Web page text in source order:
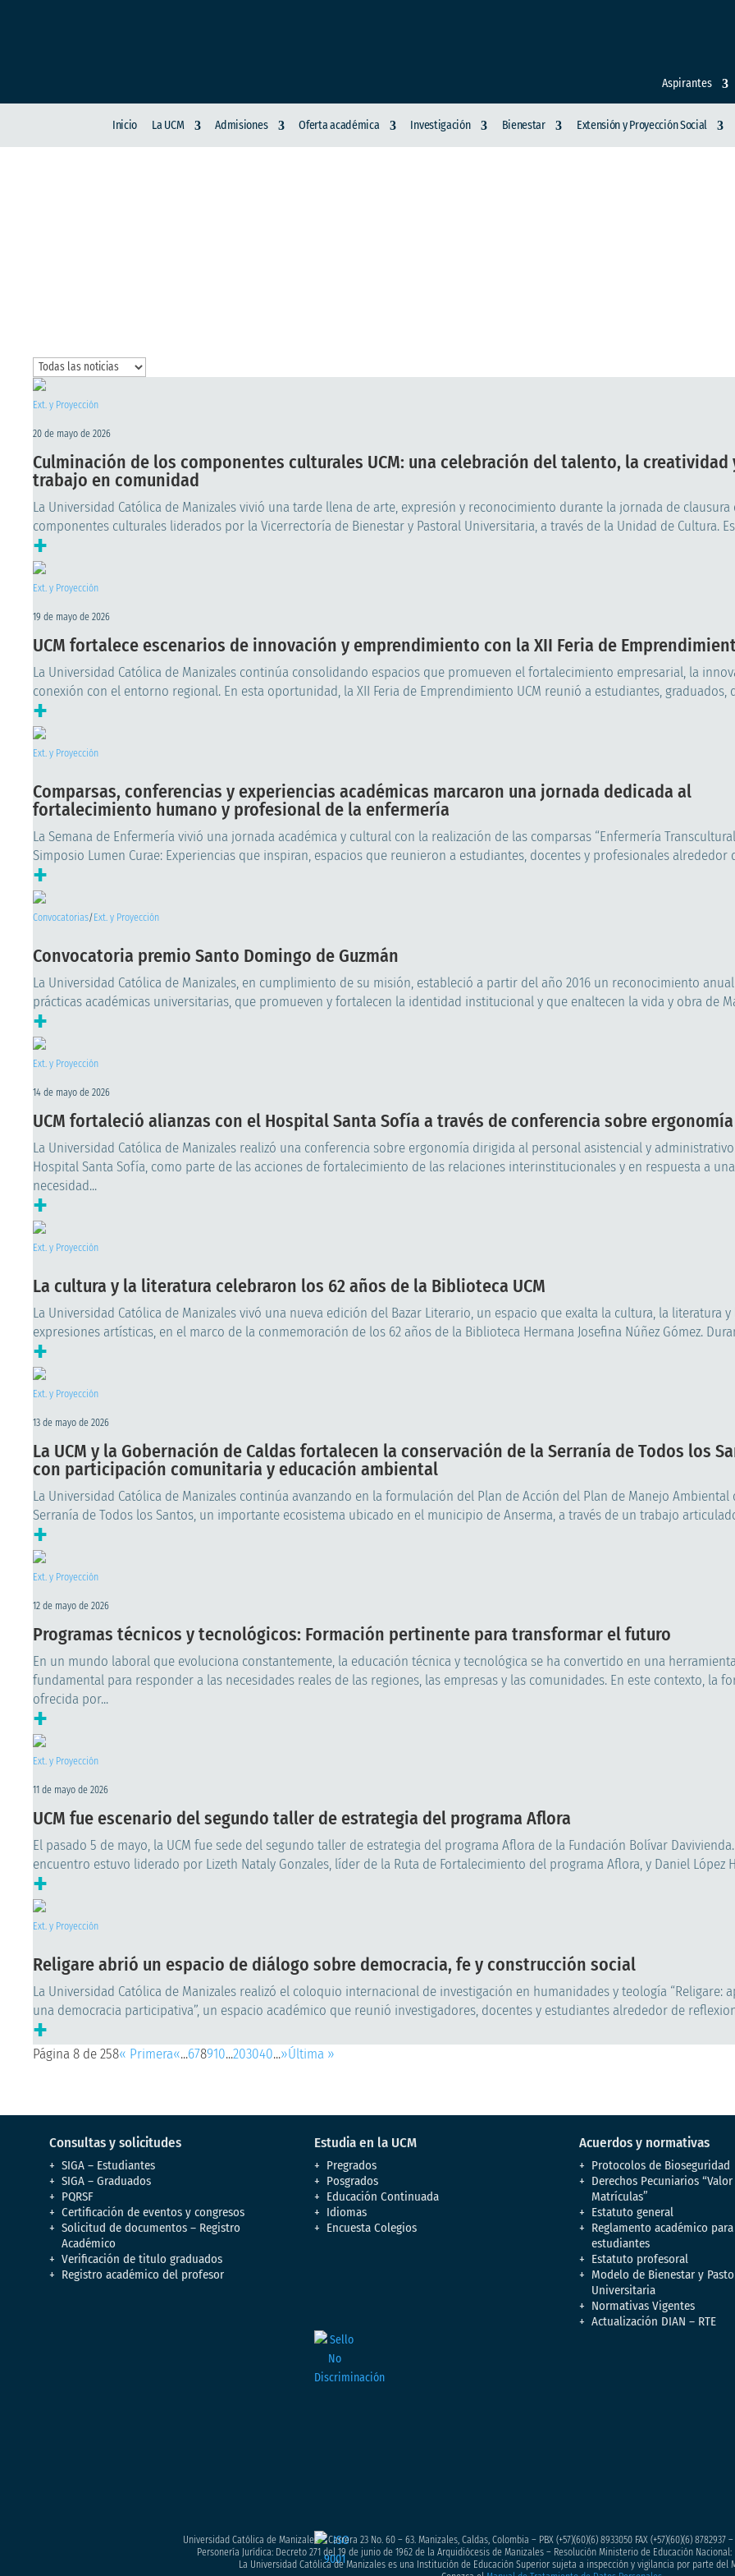
Aspirantes
Inicio La UCM Admisiones Oferta académica Investigación Bienestar Extensión y Proyección Social
Ext. y Proyección
20 de mayo de 2026
Culminación de los componentes culturales UCM: una celebración del talento, la creatividad
trabajo en comunidad
La Universidad Católica de Manizales vivió una tarde llena de arte, expresión y reconocimiento durante la jornada de clausura
componentes culturales liderados por la Vicerrectoría de Bienestar y Pastoral Universitaria, a través de la Unidad de Cultura.
+
Ext. y Proyección
19 de mayo de 2026
UCM fortalece escenarios de innovación y emprendimiento con la XII Feria de
La Universidad Católica de Manizales continúa consolidando espacios que promueven el fortalecimiento empresarial, la
conexión con el entorno regional. En esta oportunidad, la XII Feria de Emprendimiento UCM reunió a estudiantes, graduados,
+
Ext. y Proyección
Comparsas, conferencias y experiencias académicas marcaron una jornada dedicada al
fortalecimiento humano y profesional de la enfermería
La Semana de Enfermería vivió una jornada académica y cultural con la realización de las comparsas “Enfermería
Simposio Lumen Curae: Experiencias que inspiran, espacios que reunieron a estudiantes, docentes y profesionales alrededor
+
Convocatorias/ Ext. y Proyección
Convocatoria premio Santo Domingo de Guzmán
La Universidad Católica de Manizales, en cumplimiento de su misión, estableció a partir del año 2016 un reconocimiento
prácticas académicas universitarias, que promueven y fortalecen la identidad institucional y que enaltecen la vida y obra de
+
Ext. y Proyección
14 de mayo de 2026
UCM fortaleció alianzas con el Hospital Santa Sofía a través de conferencia sobre ergonomía
La Universidad Católica de Manizales realizó una conferencia sobre ergonomía dirigida al personal asistencial y
Hospital Santa Sofía, como parte de las acciones de fortalecimiento de las relaciones interinstitucionales y en respuesta a una
necesidad...
+
Ext. y Proyección
La cultura y la literatura celebraron los 62 años de la Biblioteca UCM
La Universidad Católica de Manizales vivó una nueva edición del Bazar Literario, un espacio que exalta la cultura, la literatura y
expresiones artísticas, en el marco de la conmemoración de los 62 años de la Biblioteca Hermana Josefina Núñez Gómez.
+
Ext. y Proyección
13 de mayo de 2026
La UCM y la Gobernación de Caldas fortalecen la conservación de la Serranía de Todos los
con participación comunitaria y educación ambiental
La Universidad Católica de Manizales continúa avanzando en la formulación del Plan de Acción del Plan de Manejo Ambiental
Serranía de Todos los Santos, un importante ecosistema ubicado en el municipio de Anserma, a través de un trabajo
+
Ext. y Proyección
12 de mayo de 2026
Programas técnicos y tecnológicos: Formación pertinente para transformar el futuro
En un mundo laboral que evoluciona constantemente, la educación técnica y tecnológica se ha convertido en una
fundamental para responder a las necesidades reales de las regiones, las empresas y las comunidades. En este contexto, la
ofrecida por...
+
Ext. y Proyección
11 de mayo de 2026
UCM fue escenario del segundo taller de estrategia del programa Aflora
El pasado 5 de mayo, la UCM fue sede del segundo taller de estrategia del programa Aflora de la Fundación Bolívar
encuentro estuvo liderado por Lizeth Nataly Gonzales, líder de la Ruta de Fortalecimiento del programa Aflora, y Daniel López
+
Ext. y Proyección
Religare abrió un espacio de diálogo sobre democracia, fe y construcción social
La Universidad Católica de Manizales realizó el coloquio internacional de investigación en humanidades y teología “Religare:
una democracia participativa”, un espacio académico que reunió investigadores, docentes y estudiantes alrededor de
+
Página 8 de 258« Primera«...678910...203040...»Última »
Consultas y solicitudes
SIGA – Estudiantes
SIGA – Graduados
PQRSF
Certificación de eventos y congresos
Solicitud de documentos – Registro
Académico
Verificación de titulo graduados
Registro académico del profesor
Estudia en la UCM
Pregrados
Posgrados
Educación Continuada
Idiomas
Encuesta Colegios
Acuerdos y normativas
Protocolos de Bioseguridad
Derechos Pecuniarios “Valor
Matrículas”
Estatuto general
Reglamento académico para
estudiantes
Estatuto profesoral
Modelo de Bienestar y
Universitaria
Normativas Vigentes
Actualización DIAN – RTE
Universidad Católica de Manizales – Carrera 23 No. 60 – 63. Manizales, Caldas, Colombia – PBX (+57)(60)(6) 8933050FAX (+57)(60)(6) 8782937
Personería Jurídica: Decreto 271 del 19 de junio de 1962 de la Arquidiócesis de Manizales – Resolución Ministerio de Educación
La Universidad Católica de Manizales es una Institución de Educación Superior sujeta a inspección y vigilancia por parte del